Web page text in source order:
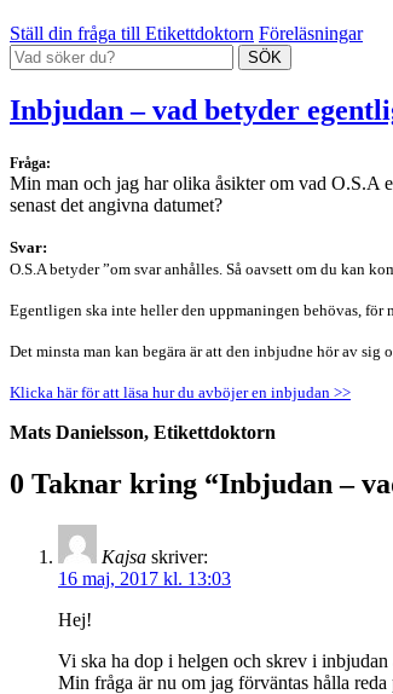
Ställ din fråga till Etikettdoktorn Föreläsningar
Inbjudan – vad betyder
Fråga:
Min man och jag har olika åsikter om vad O.S.A
senast det angivna datumet?
Svar:
O.S.A betyder ”om svar anhålles. Så oavsett om du kan
Egentligen ska inte heller den uppmaningen behövas, för
Det minsta man kan begära är att den inbjudne hör av sig
Klicka här för att läsa hur du avböjer en inbjudan >>
Mats Danielsson, Etikettdoktorn
0 Taknar kring “Inbjudan –
Kajsa skriver:
16 maj, 2017 kl. 13:03
Hej!
Vi ska ha dop i helgen och skrev i
Min fråga är nu om jag förväntas hålla